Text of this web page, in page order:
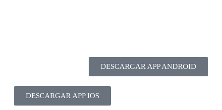
DESCARGAR APP ANDROID
DESCARGAR APP IOS